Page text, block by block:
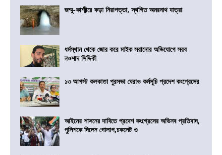
জম্মু-কাশ্মীরে কড়া নিরাপত্তা, স্থগিত অমরনাথ যাত্রা
ধর্মস্থান থেকে জোর করে মাইক সরানোর অভিযোগে সরব
নওশাদ সিদ্দিকী
১৩ আগস্ট কলকাতা পুরসভা ঘেরাও কর্মসূচি প্রদেশ কংগ্রেসের
আইনের শাসনের দাবিতে প্রদেশ কংগ্রেসের অভিনব প্রতিবাদ,
পুলিশকে দিলেন গোলাপ,চকলেট ও